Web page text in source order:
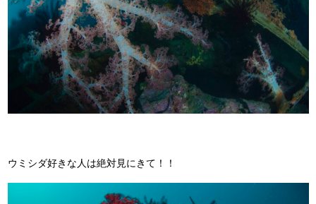
ウミシダ好きな人は絶対見にきて！！